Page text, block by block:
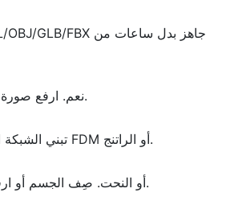
نعم. ارفع صورة واحدة للجسم — يعيد الذكاء الاصطناعي بناء شكله وخاماته. لدقة أعلى يمكنك رفع 4 زوايا (أمام، يسار، خلف، يمين).
تبني الشبكة العصبية شبكة صلبة ومغلقة من مدخلاتك وتحسّن عدد المضلعات، بحيث تذهب النتيجة مباشرة إلى السلايسر للطباعة FDM أو الراتنج.
نعم — هذا هو الغرض من الخدمة تحديدًا. لا حاجة لخبرة CAD أو النحت. صِف الجسم أو ارفع صورة، واضبط إعدادات بسيطة مثل عدد المضلعات.